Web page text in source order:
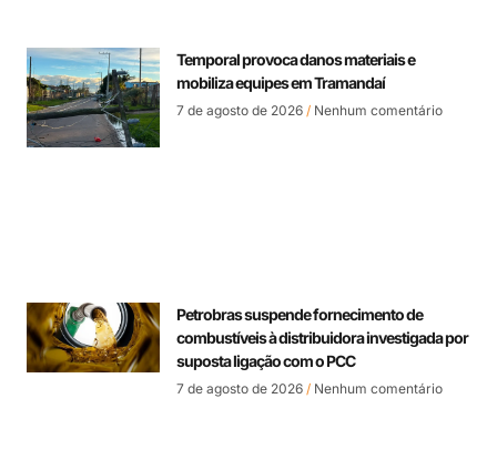
Temporal provoca danos materiais e
mobiliza equipes em Tramandaí
7 de agosto de 2026 Nenhum comentário
Petrobras suspende fornecimento de
combustíveis à distribuidora investigada por
suposta ligação com o PCC
7 de agosto de 2026 Nenhum comentário